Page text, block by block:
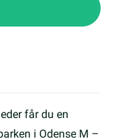
får du en
i Odense M –